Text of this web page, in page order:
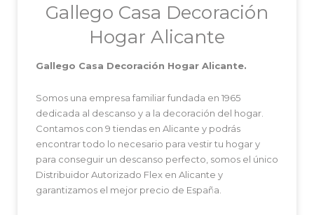
Gallego Casa Decoración
Hogar Alicante
Gallego Casa Decoración Hogar Alicante.
Somos una empresa familiar fundada en 1965
dedicada al descanso y a la decoración del hogar.
Contamos con 9 tiendas en Alicante y podrás
encontrar todo lo necesario para vestir tu hogar y
para conseguir un descanso perfecto, somos el único
Distribuidor Autorizado Flex en Alicante y
garantizamos el mejor precio de España.